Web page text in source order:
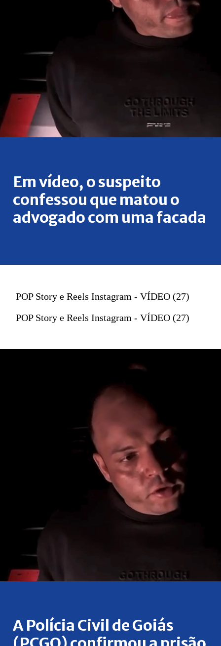
Em vídeo, o suspeito
confessou que matou o
advogado com uma facada
POP Story e Reels Instagram - VÍDEO (27)
POP Story e Reels Instagram - VÍDEO (27)
A Polícia Civil de Goiás